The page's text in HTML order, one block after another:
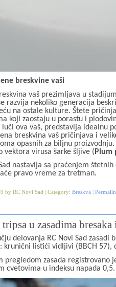
breskvine vaši
vaš prezimljava u
razvija nekoliko generacija
na ostale kulture. Štete
koji zaostaju u porastu i
luči ova vaš, predstavlja idealnu
breskvina vaš pričinjava i
opasnih za biljnu
vektora virusa šarke šljive ( Plum
nastavlja sa praćenjem
pravo vreme za tretman.
by RC Novi Sad | Category: Breskva
u zasadima
delovanja RC Novi Sad
krunični listići vidljivi (BBCH 57),
pregledom zasada registrovano
cvetovima u indeksu napada 0,5.